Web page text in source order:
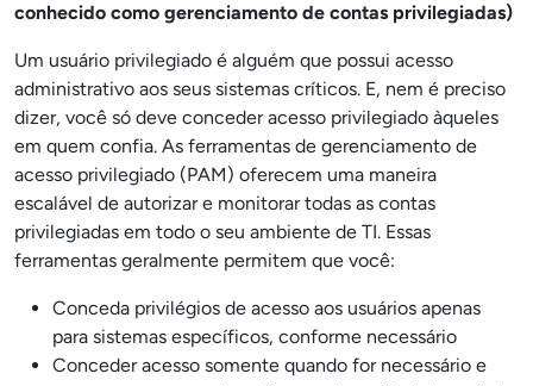
conhecido como gerenciamento de contas privilegiadas)
Um usuário privilegiado é alguém que possui acesso
administrativo aos seus sistemas críticos. E, nem é preciso
dizer, você só deve conceder acesso privilegiado àqueles
em quem confia. As ferramentas de gerenciamento de
acesso privilegiado (PAM) oferecem uma maneira
escalável de autorizar e monitorar todas as contas
privilegiadas em todo o seu ambiente de TI. Essas
ferramentas geralmente permitem que você:
Conceda privilégios de acesso aos usuários apenas
para sistemas específicos, conforme necessário
Conceder acesso somente quando for necessário e